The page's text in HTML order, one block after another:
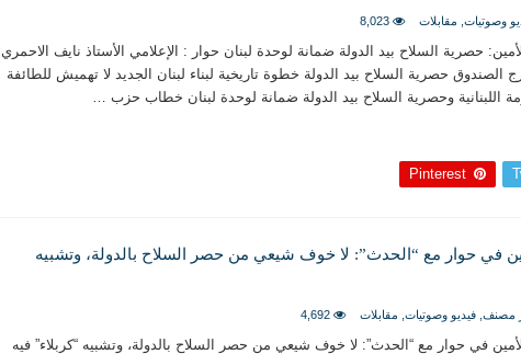
من إسلامية النّظام كما لا تأتي المضرة من مسيحية النظام
بدينه حتماً
وصوتيات مقابلات 8,023
حصرية السلاح بيد الدولة ضمانة لوحدة لبنان حوار : الإعلامي الأستاذ نايف الاحمري
الصندوق حصرية السلاح بيد الدولة خطوة تاريخية لبناء لبنان الجديد لا تهميش للطائفة
اللبنانية وحصرية السلاح بيد الدولة ضمانة لوحدة لبنان خطاب حزب …
Pinterest
في حوار مع “الحدث”: لا خوف شيعي من حصر السلاح بالدولة، وتشبيه
مصنف ,فيديو وصوتيات مقابلات 4,692
في حوار مع “الحدث”: لا خوف شيعي من حصر السلاح بالدولة، وتشبيه “كربلاء” فيه